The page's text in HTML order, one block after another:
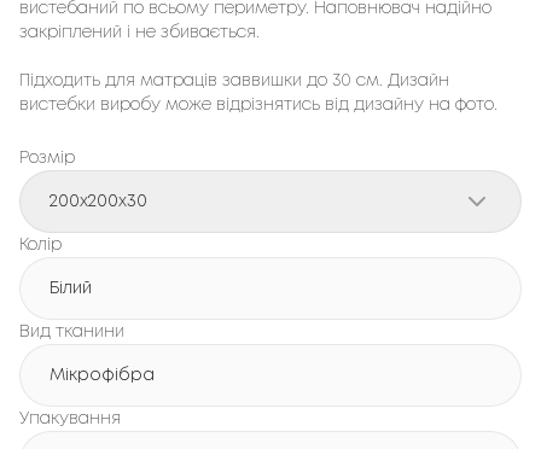
вистебаний по всьому периметру. Наповнювач надійно
закріплений і не збивається.
Підходить для матраців заввишки до 30 см. Дизайн
вистебки виробу може відрізнятись від дизайну на фото.
Розмір
200x200x30
Колір
Білий
Вид тканини
Мікрофібра
Упакування